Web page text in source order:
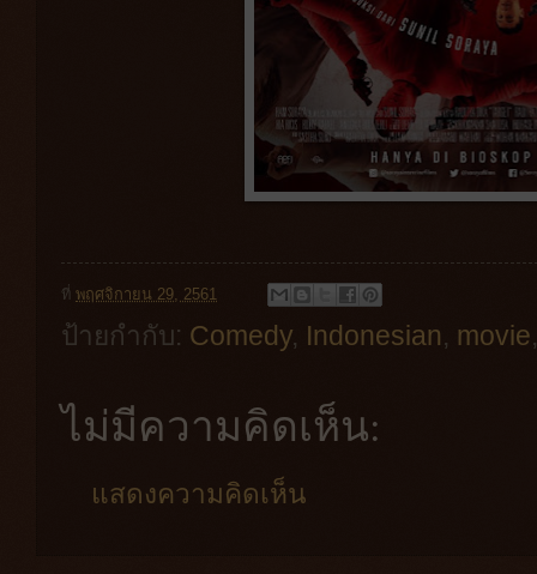
ที่ พฤศจิกายน 29, 2561
ป้ายกำกับ: Comedy, Indonesian, movie
ไม่มีความคิดเห็น:
แสดงความคิดเห็น